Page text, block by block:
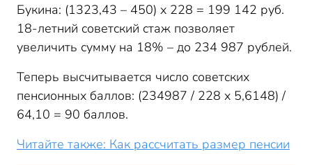
Букина: (1323,43 – 450) х 228 = 199 142 руб.
18-летний советский стаж позволяет
увеличить сумму на 18% – до 234 987 рублей.
Теперь высчитывается число советских
пенсионных баллов: (234987 / 228 х 5,6148) /
64,10 = 90 баллов.
Читайте также: Как рассчитать размер пенсии